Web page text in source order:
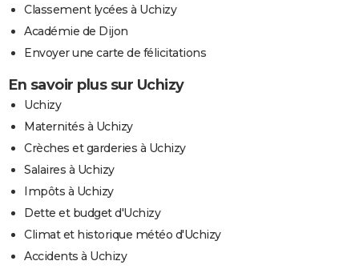
Classement lycées à Uchizy
Académie de Dijon
Envoyer une carte de félicitations
En savoir plus sur Uchizy
Uchizy
Maternités à Uchizy
Crèches et garderies à Uchizy
Salaires à Uchizy
Impôts à Uchizy
Dette et budget d'Uchizy
Climat et historique météo d'Uchizy
Accidents à Uchizy